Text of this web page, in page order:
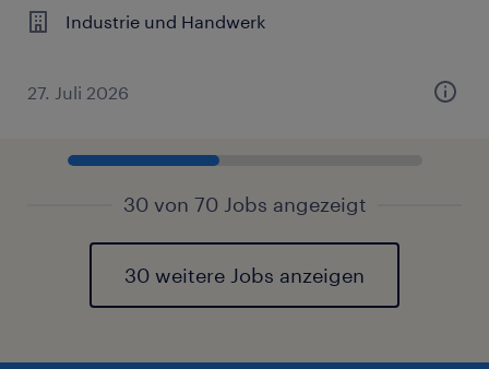
Industrie und Handwerk
27. Juli 2026
30 von 70 Jobs angezeigt
30 weitere Jobs anzeigen